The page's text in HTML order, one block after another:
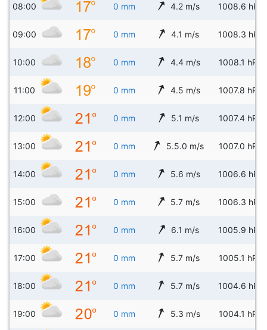
08:00 0 mm 4.2 m/s 1008.6 hPa
09:00 0 mm 4.1 m/s 1008.3 hPa
10:00 0 mm 4.4 m/s 1008.1 hPa
11:00 0 mm 4.5 m/s 1007.8 hPa
12:00 0 mm 5.1 m/s 1007.4 hPa
13:00 0 mm 5.5.0 m/s 1007.0 hPa
14:00 0 mm 5.6 m/s 1006.6 hPa
15:00 0 mm 5.7 m/s 1006.3 hPa
16:00 0 mm 6.1 m/s 1005.9 hPa
17:00 0 mm 5.7 m/s 1005.1 hPa
18:00 0 mm 5.7 m/s 1004.6 hPa
19:00 0 mm 5.3 m/s 1004.1 hPa